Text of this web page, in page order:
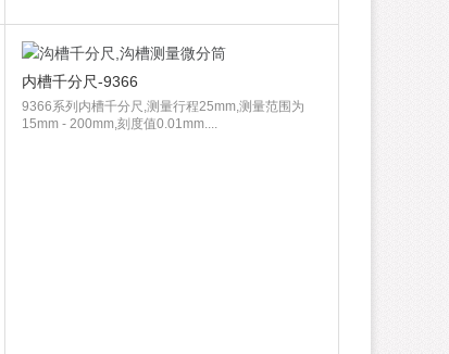
内槽千分尺-9366
9366系列内槽千分尺,测量行程25mm,测量范围为
15mm - 200mm,刻度值0.01mm....